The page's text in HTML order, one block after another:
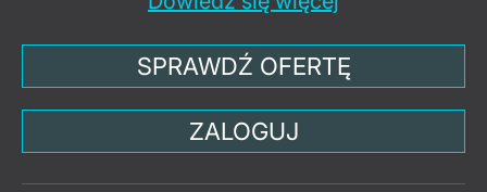
SPRAWDŹ OFERTĘ
ZALOGUJ